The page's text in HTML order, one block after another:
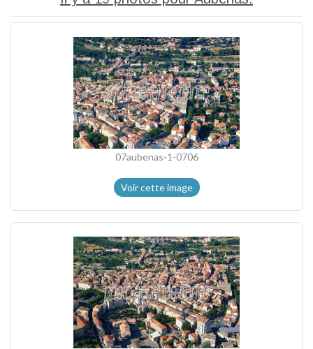
07aubenas-1-0706
Voir cette image